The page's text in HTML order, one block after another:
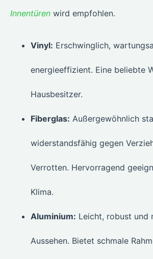
Innentüren wird empfohlen.
Vinyl: Erschwinglich,
energieeffizient. Eine beliebte
Hausbesitzer.
Fiberglas: Außergewöhnlich
widerstandsfähig gegen
Verrotten. Hervorragend
Klima.
Aluminium: Leicht, robust und
Aussehen. Bietet schmale